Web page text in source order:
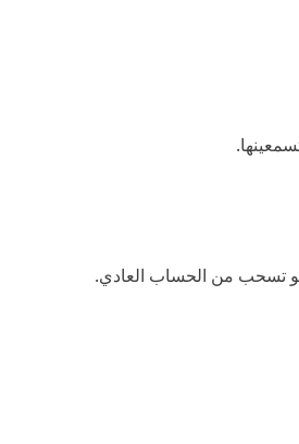
تسحب من الحساب العادي.